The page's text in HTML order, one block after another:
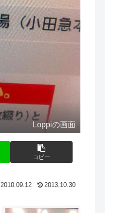
Loppiの画面
コピー
2010.09.12 2013.10.30